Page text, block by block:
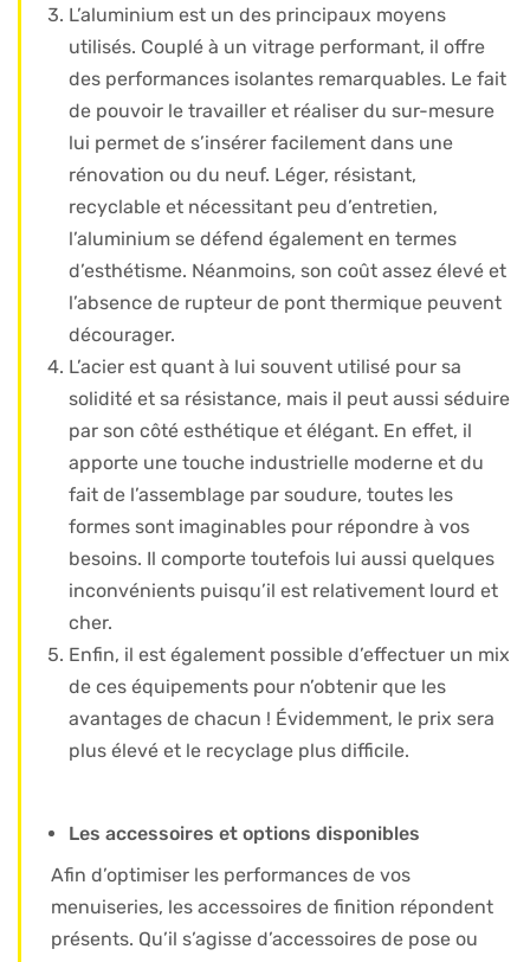
L’aluminium est un des principaux moyens
utilisés. Couplé à un vitrage performant, il offre
des performances isolantes remarquables. Le fait
de pouvoir le travailler et réaliser du sur-mesure
lui permet de s’insérer facilement dans une
rénovation ou du neuf. Léger, résistant,
recyclable et nécessitant peu d’entretien,
l’aluminium se défend également en termes
d’esthétisme. Néanmoins, son coût assez élevé et
l’absence de rupteur de pont thermique peuvent
décourager.
L’acier est quant à lui souvent utilisé pour sa
solidité et sa résistance, mais il peut aussi séduire
par son côté esthétique et élégant. En effet, il
apporte une touche industrielle moderne et du
fait de l’assemblage par soudure, toutes les
formes sont imaginables pour répondre à vos
besoins. Il comporte toutefois lui aussi quelques
inconvénients puisqu’il est relativement lourd et
cher.
Enfin, il est également possible d’effectuer un mix
de ces équipements pour n’obtenir que les
avantages de chacun ! Évidemment, le prix sera
plus élevé et le recyclage plus difficile.
Les accessoires et options disponibles
Afin d’optimiser les performances de vos
menuiseries, les accessoires de finition répondent
présents. Qu’il s’agisse d’accessoires de pose ou